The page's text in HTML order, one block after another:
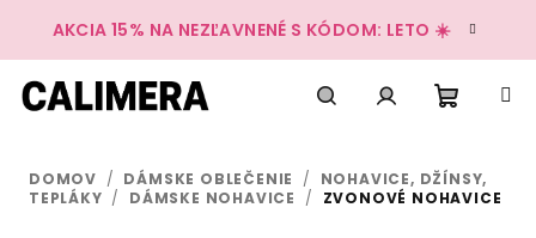
obsah
AKCIA 15% NA NEZĽAVNENÉ S KÓDOM: LETO ☀️
košík
DOMOV / DÁMSKE OBLEČENIE /
NOHAVICE, DŽÍNSY,
TEPLÁKY / DÁMSKE NOHAVICE / ZVONOVÉ NOHAVICE